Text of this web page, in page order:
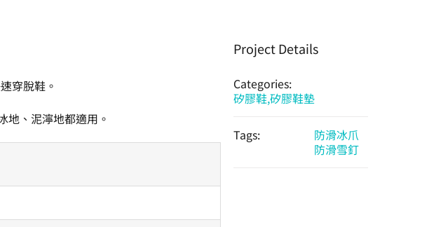
穿脫鞋。
地、泥濘地都適用。
Project Details
Categories:
矽膠鞋,矽膠鞋墊
Tags:
防滑冰爪
防滑雪釘